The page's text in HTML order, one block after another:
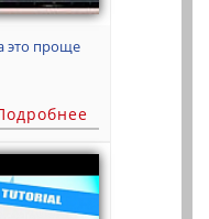
это проще